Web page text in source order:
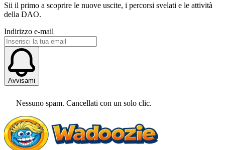
Sii il primo a scoprire le nuove uscite, i percorsi svelati e le attività
della DAO.
Indirizzo e-mail
Avvisami
Nessuno spam. Cancellati con un solo clic.